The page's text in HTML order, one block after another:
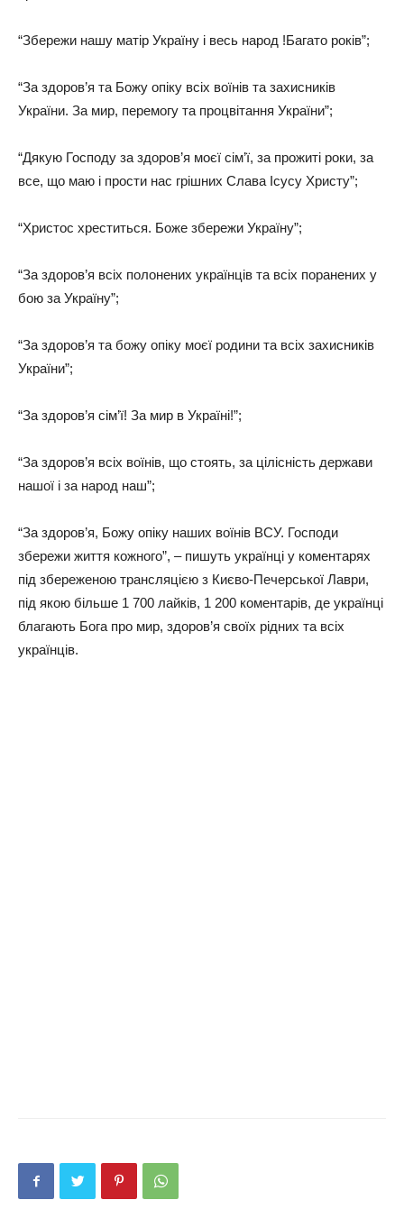
“Збережи нашу матір Україну і весь народ !Багато років”;
“За здоров’я та Божу опіку всіх воїнів та захисників
України. За мир, перемогу та процвітання України”;
“Дякую Господу за здоров’я моєї сім’ї, за прожиті роки, за
все, що маю і прости нас грішних Слава Ісусу Христу”;
“Христос хреститься. Боже збережи Україну”;
“За здоров’я всіх полонених українців та всіх поранених у
бою за Україну”;
“За здоров’я та божу опіку моєї родини та всіх захисників
України”;
“За здоров’я сім’ї! За мир в Україні!”;
“За здоров’я всіх воїнів, що стоять, за цілісність держави
нашої і за народ наш”;
“За здоров’я, Божу опіку наших воїнів ВСУ. Господи
збережи життя кожного”, – пишуть українці у коментарях
під збереженою трансляцією з Києво-Печерської Лаври,
під якою більше 1 700 лайків, 1 200 коментарів, де українці
благають Бога про мир, здоров’я своїх рідних та всіх
українців.